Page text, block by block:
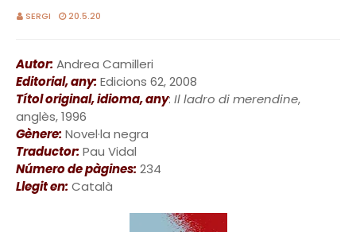
SERGI 20.5.20
Autor: Andrea Camilleri
Editorial, any: Edicions 62, 2008
Títol original, idioma, any: Il ladro di merendine,
anglès, 1996
Gènere: Novel·la negra
Traductor: Pau Vidal
Número de pàgines: 234
Llegit en: Català